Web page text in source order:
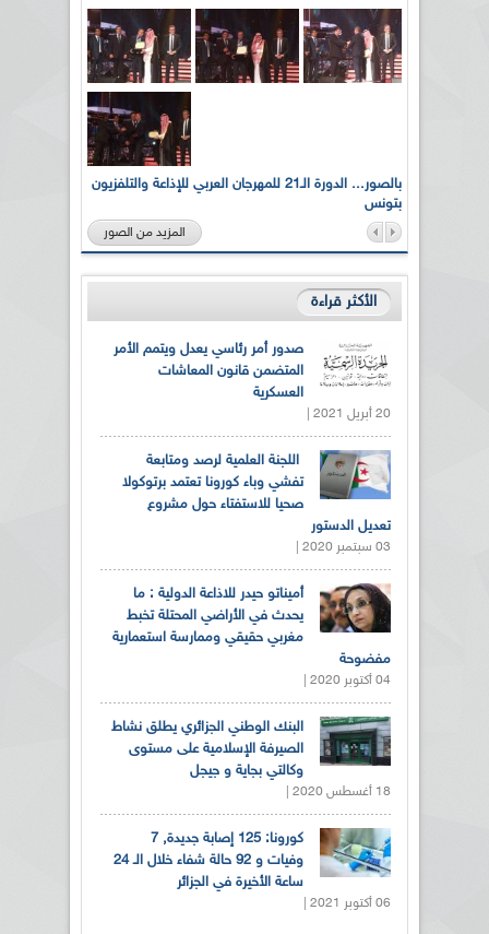
بالصور... الدورة الـ21 للمهرجان العربي للإذاعة والتلفزيون
بتونس
المزيد من الصور
الأكثر قراءة
صدور أمر رئاسي يعدل ويتمم الأمر
المتضمن قانون المعاشات
العسكرية
20 أبريل 2021 |
اللجنة العلمية لرصد ومتابعة
تفشي وباء كورونا تعتمد برتوكولا
صحيا للاستفتاء حول مشروع
تعديل الدستور
03 سبتمبر 2020 |
أميناتو حيدر للاذاعة الدولية : ما
يحدث في الأراضي المحتلة تخبط
مغربي حقيقي وممارسة استعمارية
مفضوحة
04 أكتوبر 2020 |
البنك الوطني الجزائري يطلق نشاط
الصيرفة الإسلامية على مستوى
وكالتي بجاية و جيجل
18 أغسطس 2020 |
كورونا: 125 إصابة جديدة, 7
وفيات و 92 حالة شفاء خلال الـ 24
ساعة الأخيرة في الجزائر
06 أكتوبر 2021 |